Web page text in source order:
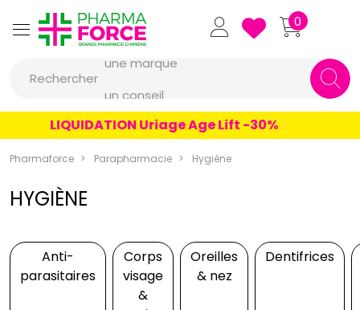
Pharmaforce Grande Pharmacie
0
Rechercher
une marque
un produit
une marque
LIQUIDATION Uriage Age Lift -30%
Pharmaforce Parapharmacie Hygiène
HYGIÈNE
Anti-
parasitaires
Corps
visage
&
Oreilles
& nez
Dentifrices